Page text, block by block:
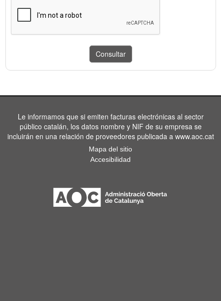
Le informamos que si emiten facturas electrónicas al sector
público catalán, los datos nombre y NIF de su empresa se
incluirán en una relación de proveedores publicada a www.aoc.cat
Mapa del sitio
Accesibilidad